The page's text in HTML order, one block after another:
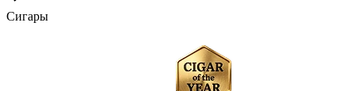
Сигары